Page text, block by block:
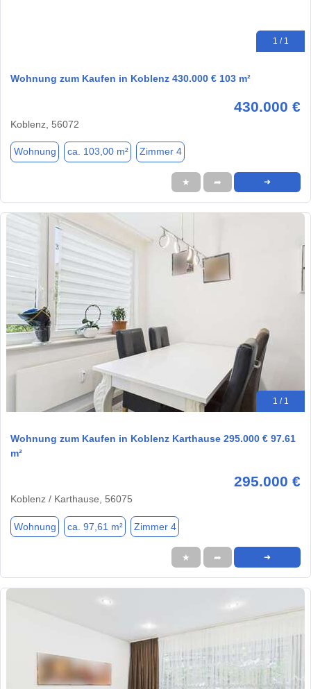
1 / 1
Wohnung zum Kaufen in Koblenz 430.000 € 103 m²
430.000 €
Koblenz, 56072
Wohnung ca. 103,00 m² Zimmer 4
★ ➦ ➜
1 / 1
Wohnung zum Kaufen in Koblenz Karthause 295.000 € 97.61
m²
295.000 €
Koblenz / Karthause, 56075
Wohnung ca. 97,61 m² Zimmer 4
★ ➦ ➜